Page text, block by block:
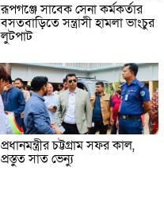
রূপগঞ্জে সাবেক সেনা কর্মকর্তার
বসতবাড়িতে সন্ত্রাসী হামলা ভাংচুর
লুটপাট
প্রধানমন্ত্রীর চট্টগ্রাম সফর কাল,
প্রস্তুত সাত ভেন্যু